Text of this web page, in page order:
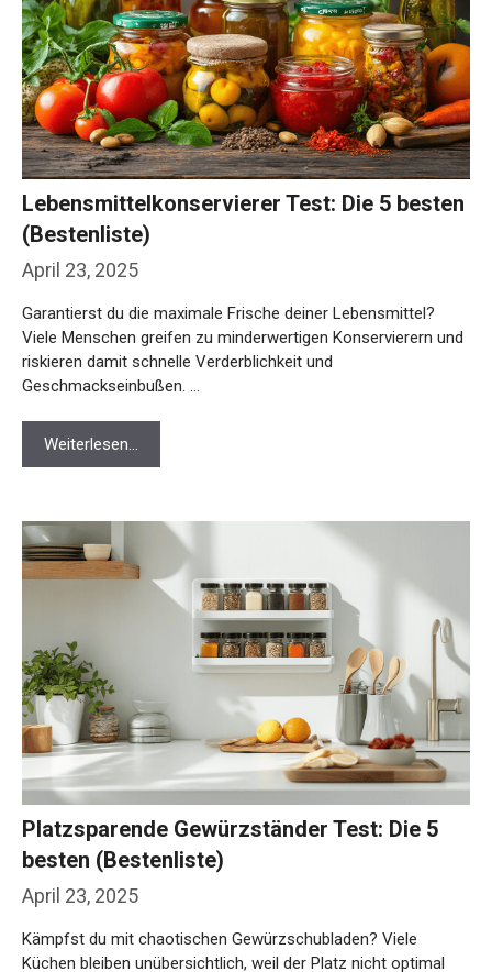
April 23, 2025
Lebensmittelkonservierer Test: Die 5 besten
(Bestenliste)
Garantierst du die maximale Frische deiner Lebensmittel?
Viele Menschen greifen zu minderwertigen Konservierern und
riskieren damit schnelle Verderblichkeit und
Geschmackseinbußen. …
Weiterlesen…
April 23, 2025
Platzsparende Gewürzständer Test: Die 5
besten (Bestenliste)
Kämpfst du mit chaotischen Gewürzschubladen? Viele
Küchen bleiben unübersichtlich, weil der Platz nicht optimal